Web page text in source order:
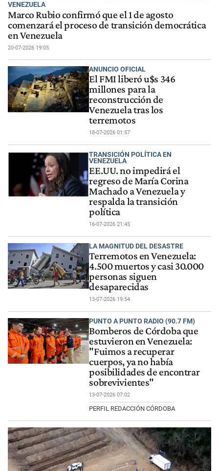
VENEZUELA
Marco Rubio confirmó que el 1 de agosto
comenzará el proceso de transición democrática
en Venezuela
20-07-2026 19:05
ANUNCIO OFICIAL
El FMI liberó u$s 346
millones para la
reconstrucción de
Venezuela tras los
terremotos
18-07-2026 01:57
TRANSICIÓN POLÍTICA EN
VENEZUELA
EE.UU. no impedirá el
regreso de María Corina
Machado a Venezuela y
respalda la transición
política
16-07-2026 21:45
LA MAGNITUD DEL DESASTRE
Terremotos en Venezuela:
4.500 muertos y casi 30.000
personas siguen
desaparecidas
13-07-2026 19:54
PUNTO A PUNTO RADIO (90.7 FM)
Bomberos de Córdoba que
estuvieron en Venezuela:
"Fuimos a recuperar
cuerpos, ya no había
posibilidades de encontrar
sobrevivientes"
13-07-2026 07:02
PERFIL REDACCIÓN CÓRDOBA